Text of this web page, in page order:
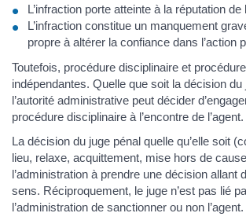
L’infraction porte atteinte à la réputation de
L’infraction constitue un manquement
propre à altérer la confiance dans l’action
Toutefois, procédure disciplinaire et
indépendantes. Quelle que soit la décision du
l’autorité administrative peut décider
procédure disciplinaire à l’encontre de l’agent.
La décision du juge pénal quelle qu’elle soit
lieu, relaxe, acquittement, mise hors de
l’administration à prendre une décision allant
sens. Réciproquement, le juge n’est pas lié
l’administration de sanctionner ou non l’agent.